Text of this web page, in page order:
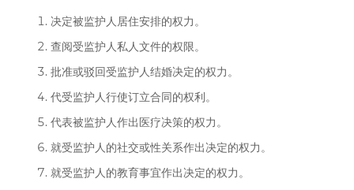
决定被监护人居住安排的权力。
查阅受监护人私人文件的权限。
批准或驳回受监护人结婚决定的权力。
代受监护人行使订立合同的权利。
代表被监护人作出医疗决策的权力。
就受监护人的社交或性关系作出决定的权力。
就受监护人的教育事宜作出决定的权力。